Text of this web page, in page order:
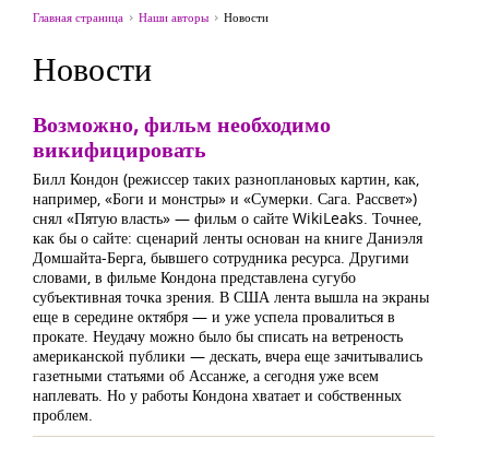
Главная страница Наши авторы Новости
Новости
Возможно, фильм необходимо
викифицировать
Билл Кондон (режиссер таких разноплановых картин, как,
например, «Боги и монстры» и «Сумерки. Сага. Рассвет»)
снял «Пятую власть» — фильм о сайте WikiLeaks. Точнее,
как бы о сайте: сценарий ленты основан на книге Даниэля
Домшайта-Берга, бывшего сотрудника ресурса. Другими
словами, в фильме Кондона представлена сугубо
субъективная точка зрения. В США лента вышла на экраны
еще в середине октября — и уже успела провалиться в
прокате. Неудачу можно было бы списать на ветреность
американской публики — дескать, вчера еще зачитывались
газетными статьями об Ассанже, а сегодня уже всем
наплевать. Но у работы Кондона хватает и собственных
проблем.